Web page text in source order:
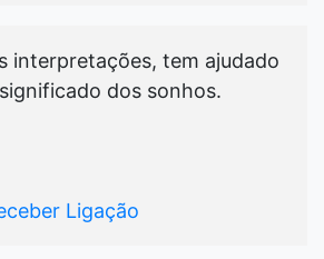
interpretações, tem ajudado
dos sonhos.
Ligação